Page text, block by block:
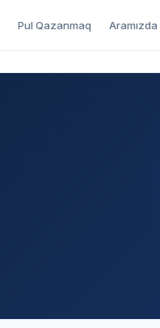
Pul Qazanmaq Aramızda